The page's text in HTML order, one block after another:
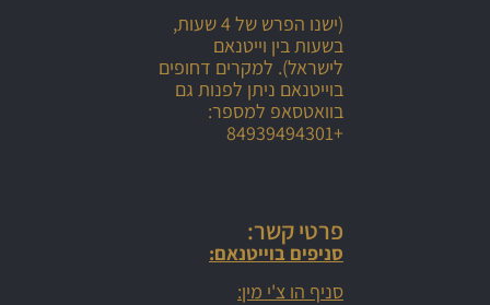
(ישנו הפרש של 4 שעות,
בשעות בין וייטנאם
לישראל). למקרים דחופים
בוייטנאם ניתן לפנות גם
בוואטסאפ למספר:
+84939494301
פרטי קשר:
סניפים בוייטנאם:
סניף הו צ'י מין: